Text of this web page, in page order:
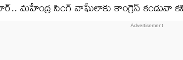
మహేంద్ర సింగ్ వాఘేలాకు కాంగ్రెస్ కండువా